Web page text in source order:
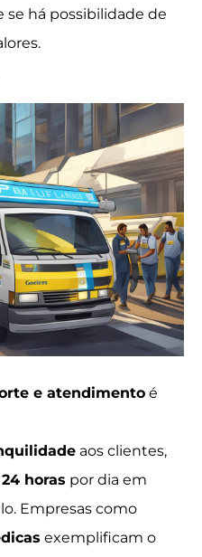
se há possibilidade de
e atendimento é
aos clientes,
horas por dia em
Empresas como
exemplificam o